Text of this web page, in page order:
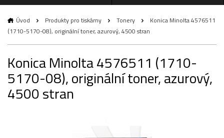
Úvod Produkty pro tiskárny Tonery
Konica Minolta 4576511
(1710-5170-08), originální toner, azurový, 4500 stran
Konica Minolta 4576511 (1710-
5170-08), originální toner, azurový,
4500 stran